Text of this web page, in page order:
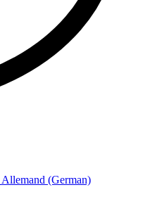
Allemand (German)